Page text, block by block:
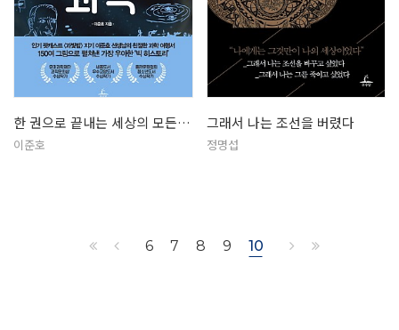
한 권으로 끝내는 세상의 모든 과학
이준호
그래서 나는 조선을 버렸다
정명섭
6 7 8 9 10